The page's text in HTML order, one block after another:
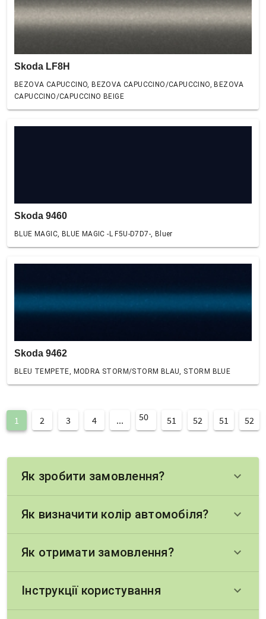
Skoda LF8H
BEZOVA CAPUCCINO, BEZOVA CAPUCCINO/CAPUCCINO, BEZOVA
CAPUCCINO/CAPUCCINO BEIGE
Skoda 9460
BLUE MAGIC, BLUE MAGIC -L F5U-D7D7-, Bluer
Skoda 9462
BLEU TEMPETE, MODRA STORM/STORM BLAU, STORM BLUE
1 2 3 4 ... 50 51 52 51 52
Як зробити замовлення? keyboard_arrow_down
Як визначити колір автомобіля? keyboard_arrow_down
Як отримати замовлення? keyboard_arrow_down
Інструкції користування keyboard_arrow_down